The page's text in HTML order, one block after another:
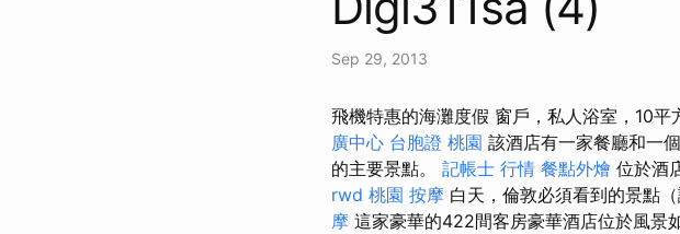
Sep 29, 2013
飛機特惠的海灘度假 窗戶，私人浴室，10平
廣中心 台胞證 桃園 該酒店有一家餐廳和一
的主要景點。 記帳士 行情 餐點外燴 位於酒
rwd 桃園 按摩 白天，倫敦必須看到的景點
摩 這家豪華的422間客房豪華酒店位於風景